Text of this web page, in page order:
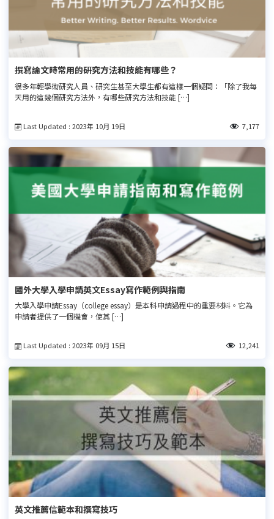
撰寫論文時常用的研究方法和技能有哪些？
很多年輕學術研究人員、研究生甚至大學生都有這樣一個疑問：「除了我每
天用的這幾個研究方法外，有哪些研究方法和技能 […]
Last Updated : 2023年 10月 19日 7,177
國外大學入學申請英文Essay寫作範例與指南
大學入學申請Essay（college essay）是本科申請過程中的重要材料。它為
申請者提供了一個機會，使其 […]
Last Updated : 2023年 09月 15日 12,241
英文推薦信範本和撰寫技巧